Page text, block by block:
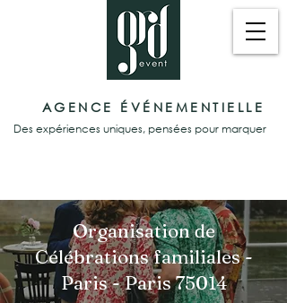
AGENCE ÉVÉNEMENTIELLE
Des expériences uniques, pensées pour marquer
Organisation de
Célébrations familiales -
Paris - Paris 75014